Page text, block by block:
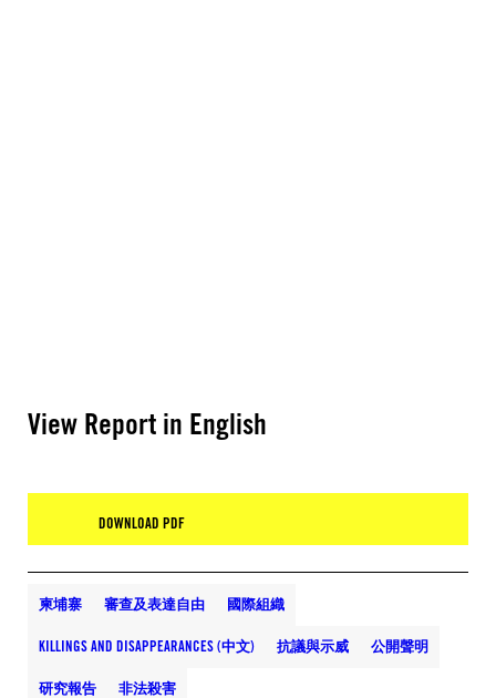
View Report in English
DOWNLOAD PDF
柬埔寨 審查及表達自由 國際組織
KILLINGS AND DISAPPEARANCES (中文) 抗議與示威 公開聲明
研究報告 非法殺害